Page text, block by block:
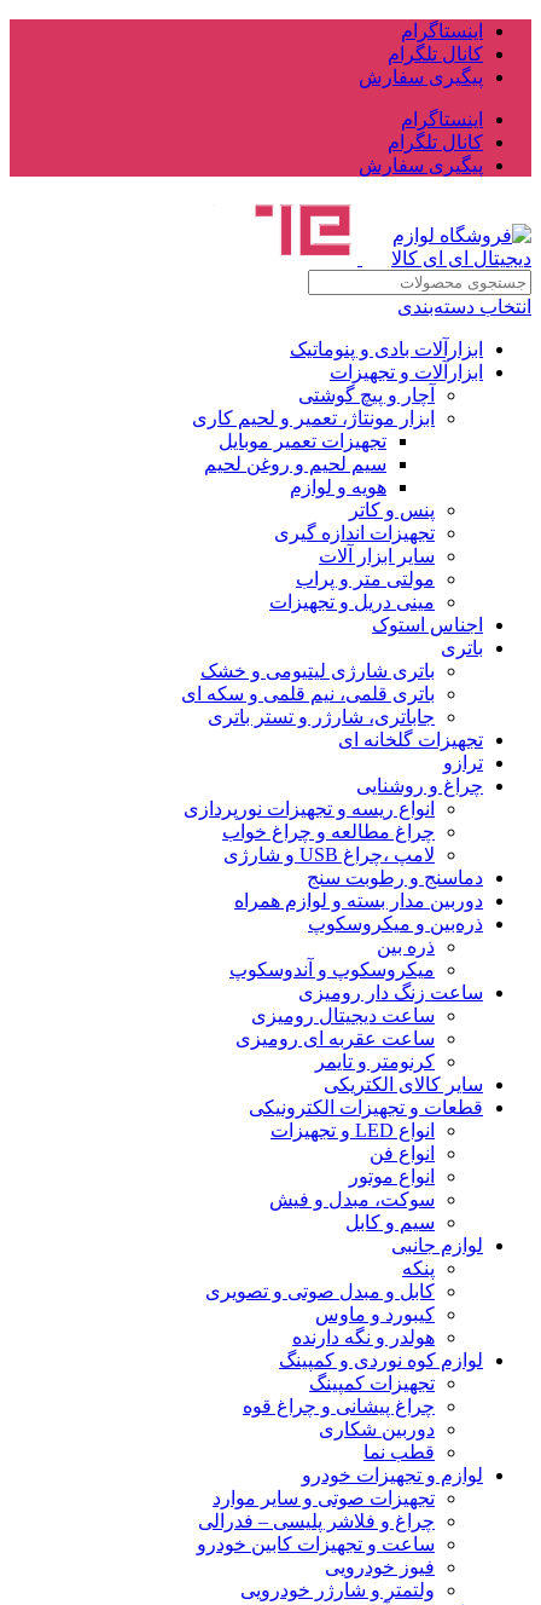
اینستاگرام
کانال تلگرام
پیگیری سفارش
اینستاگرام
کانال تلگرام
پیگیری سفارش
انتخاب دسته‌بندی
ابزارآلات بادی و پنوماتیک
ابزارآلات و تجهیزات
آچار و پیچ گوشتی
ابزار مونتاژ، تعمیر و لحیم کاری
تجهیزات تعمیر موبایل
سیم لحیم و روغن لحیم
هویه و لوازم
پنس و کاتر
تجهیزات اندازه گیری
سایر ابزار آلات
مولتی متر و پراب
مینی دریل و تجهیزات
اجناس استوک
باتری
باتری شارژی لیتیومی و خشک
باتری قلمی، نیم قلمی و سکه ای
جاباتری، شارژر و تستر باتری
تجهیزات گلخانه ای
ترازو
چراغ و روشنایی
انواع ریسه و تجهیزات نورپردازی
چراغ مطالعه و چراغ خواب
لامپ ،چراغ USB و شارژی
دماسنج و رطوبت سنج
دوربین مدار بسته و لوازم همراه
ذره‌بین و میکروسکوپ
ذره بین
میکروسکوپ و آندوسکوپ
ساعت زنگ دار رومیزی
ساعت دیجیتال رومیزی
ساعت عقربه ای رومیزی
کرنومتر و تایمر
سایر کالای الکتریکی
قطعات و تجهیزات الکترونیکی
انواع LED و تجهیزات
انواع فن
انواع موتور
سوکت، مبدل و فیش
سیم و کابل
لوازم جانبی
پنکه
کابل و مبدل صوتی و تصویری
کیبورد و ماوس
هولدر و نگه دارنده
لوازم کوه نوردی و کمپینگ
تجهیزات کمپینگ
چراغ پیشانی و چراغ قوه
دوربین شکاری
قطب نما
لوازم و تجهیزات خودرو
تجهیزات صوتی و سایر موارد
چراغ و فلاشر پلیسی – فدرالی
ساعت و تجهیزات کابین خودرو
فیوز خودرویی
ولتمتر و شارژر خودرویی